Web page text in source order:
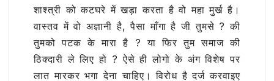
शाश्त्री को कटघरे में खड़ा करता है वो महा मुर्ख है।
वास्तव में वो अज्ञानी है, पैसा माँगा है जी तुमसे ? की
तुमको पटक के मारा है ? या फिर तुम समाज की
ठिक्दारी ले लिए हो ? ऐसे ही लोगो के अंग विशेष पर
लात मारकर भगा देना चाहिए। विरोध है दर्ज करवाइए